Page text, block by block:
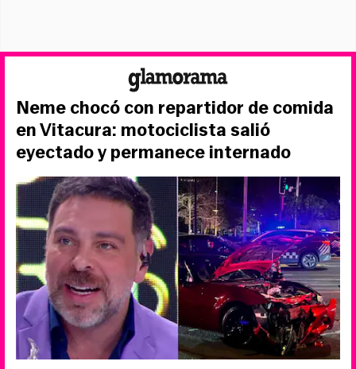
Neme chocó con repartidor de comida
en Vitacura: motociclista salió
eyectado y permanece internado